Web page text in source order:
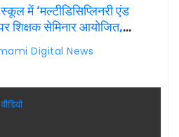
में ‘मल्टीडिसिप्लिनरी एंड
शिक्षक सेमिनार आयोजित,
सम्मानित
Digital News
वीडियो